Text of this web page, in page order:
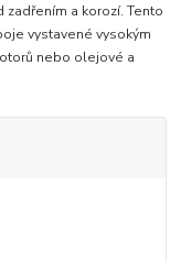
a korozí. Tento
vystavené vysokým
nebo olejové a